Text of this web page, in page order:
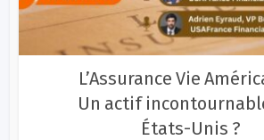
L’Assurance Vie
Un actif
États-Unis ?